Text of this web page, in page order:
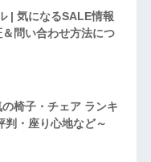
| 気になるSALE情報
問い合わせ方法につ
椅子・チェア ランキ
判・座り心地など～